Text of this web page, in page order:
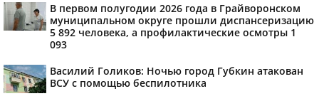
В первом полугодии 2026 года в Грайворонском
муниципальном округе прошли диспансеризацию
5 892 человека, а профилактические осмотры 1
093
Василий Голиков: Ночью город Губкин атакован
ВСУ с помощью беспилотника